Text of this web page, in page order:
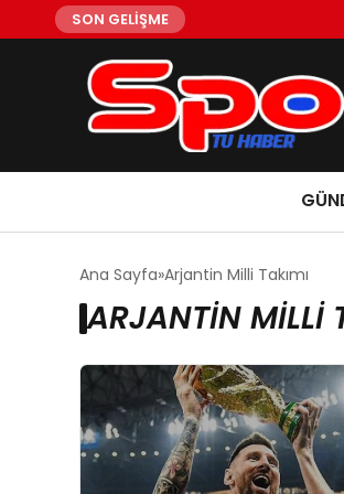
SON GELİŞME
Ana Sayfa Arjantin Milli Takımı
ARJANTIN MILLI